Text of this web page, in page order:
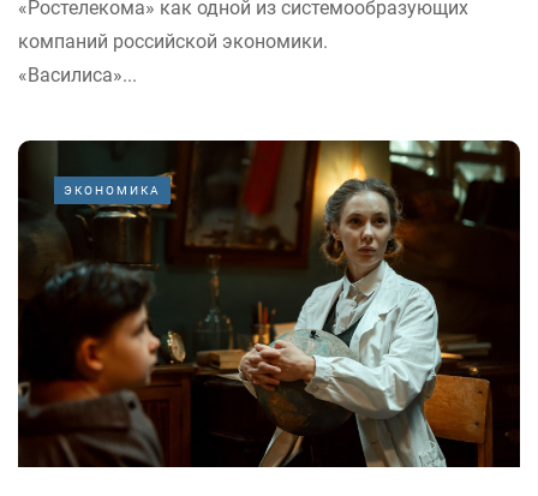
«Ростелекома» как одной из системообразующих
компаний российской экономики.
«Василиса»...
ЭКОНОМИКА